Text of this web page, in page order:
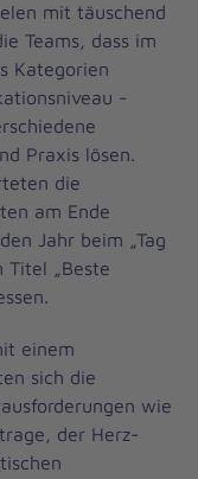
mit täuschend
Teams, dass im
Kategorien
-
Praxis lösen.
die
am Ende
Jahr beim „Tag
Titel „Beste
einem
sich die
wie
der Herz-